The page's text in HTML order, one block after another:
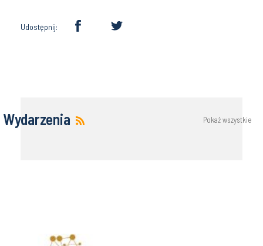
Udostępnij:
Wydarzenia Pokaż wszystkie